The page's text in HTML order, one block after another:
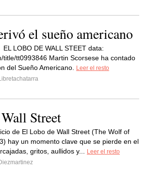
el sueño americano
EL LOBO DE WALL STEET data:
title/tt0993846 Martin Scorsese ha contado
del Sueño Americano.
Leer el resto
Street
de El Lobo de Wall Street (The Wolf of
hay un momento clave que se pierde en el
gritos, aullidos y...
Leer el resto